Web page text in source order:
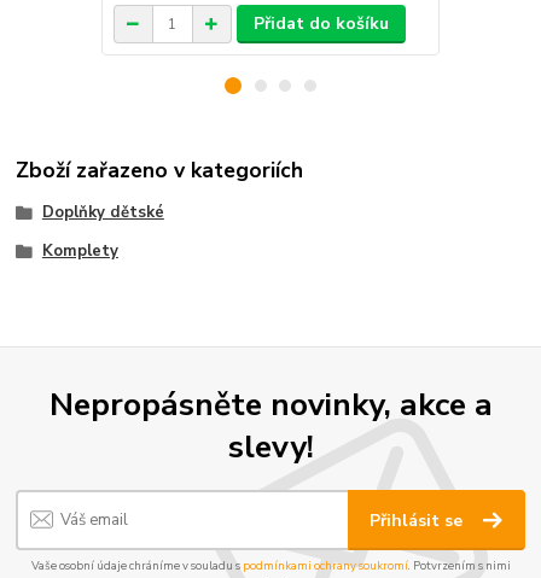
Přidat do košíku
Zboží zařazeno v kategoriích
Doplňky dětské
Komplety
Nepropásněte novinky, akce a
slevy!
Přihlásit se
Vaše osobní údaje chráníme v souladu s podmínkami ochrany soukromí. Potvrzením s nimi